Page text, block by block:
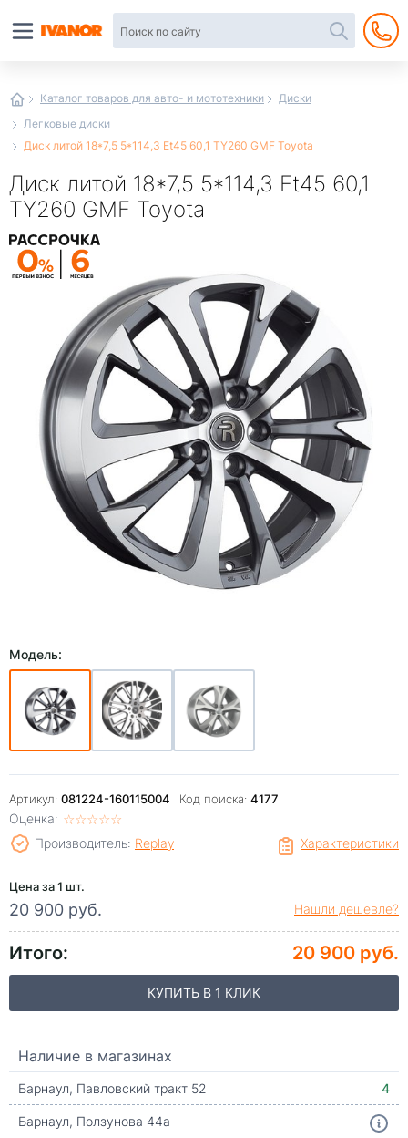
Каталог товаров для авто- и мототехники
Диски
Легковые диски
Диск литой 18*7,5 5*114,3 Et45 60,1 TY260 GMF Toyota
Диск литой 18*7,5 5*114,3 Et45 60,1
TY260 GMF Toyota
Модель:
Артикул: 081224-160115004 Код поиска: 4177
Оценка: ☆☆☆☆☆
★★★★★
Характеристики
Производитель: Replay
Цена за 1 шт.
20 900 руб. Нашли дешевле?
Итого: 20 900 руб.
КУПИТЬ В 1 КЛИК
Наличие в магазинах
Барнаул, Павловский тракт 52
4
Барнаул, Ползунова 44а
интернет-